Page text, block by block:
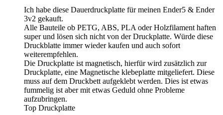
Ich habe diese Dauerdruckplatte für meinen Ender5 & Ender
3v2 gekauft.
Alle Bauteile ob PETG, ABS, PLA oder Holzfilament haften
super und lösen sich nicht von der Druckplatte. Würde diese
Druckblatte immer wieder kaufen und auch sofort
weiterempfehlen.
Die Druckplatte ist magnetisch, hierfür wird zusätzlich zur
Druckplatte, eine Magnetische klebeplatte mitgeliefert. Diese
muss auf dem Druckbett aufgeklebt werden. Dies ist etwas
fummelig ist aber mit etwas Geduld ohne Probleme
aufzubringen.
Top Druckplatte